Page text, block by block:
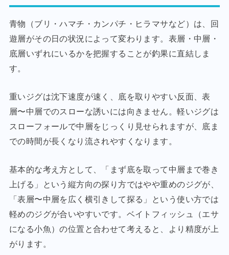
青物（ブリ・ハマチ・カンパチ・ヒラマサなど）は、回
遊層がその日の状況によって変わります。表層・中層・
底層いずれにいるかを把握することが釣果に直結しま
す。
重いジグは沈下速度が速く、底を取りやすい反面、表
層〜中層でのスローな誘いには向きません。軽いジグは
スローフォールで中層をじっくり見せられますが、底ま
での時間が長くなり流されやすくなります。
基本的な考え方として、「まず底を取って中層まで巻き
上げる」という縦方向の探り方ではやや重めのジグが、
「表層〜中層を広く横引きして探る」という使い方では
軽めのジグが合いやすいです。ベイトフィッシュ（エサ
になる小魚）の位置と合わせて考えると、より精度が上
がります。